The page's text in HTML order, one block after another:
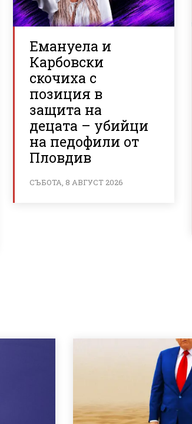
Емануела и
Карбовски
скочиха с
позиция в
защита на
децата – убийци
на педофили от
Пловдив
СЪБОТА, 8 АВГУСТ 2026